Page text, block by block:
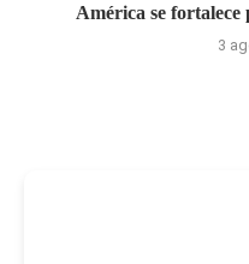
América se fortalece
3